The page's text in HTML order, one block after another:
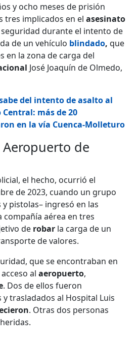
y ocho meses de prisión
tres implicados en elasesinato
durante el intento de
de un vehículo blindado, que
en la zona de carga del
José Joaquín de Olmedo,
del intento de asalto al
más de 20
en la vía Cuenca-Molleturo
de
el hecho, ocurrió el
de 2023, cuando un grupo
pistolas– ingresó en las
compañía aérea en tres
de robar la carga de un
de valores.
que se encontraban en
alaeropuerto,
. Dos de ellos fueron
trasladados al Hospital Luis
. Otras dos personas